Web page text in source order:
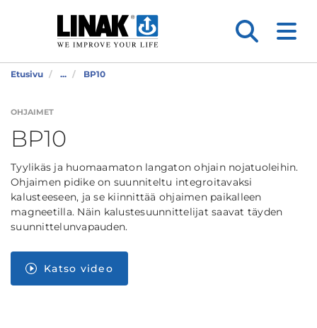
Etusivu ... BP10
OHJAIMET
BP10
Tyylikäs ja huomaamaton langaton ohjain nojatuoleihin.
Ohjaimen pidike on suunniteltu integroitavaksi
kalusteeseen, ja se kiinnittää ohjaimen paikalleen
magneetilla. Näin kalustesuunnittelijat saavat täyden
suunnittelunvapauden.
Katso video